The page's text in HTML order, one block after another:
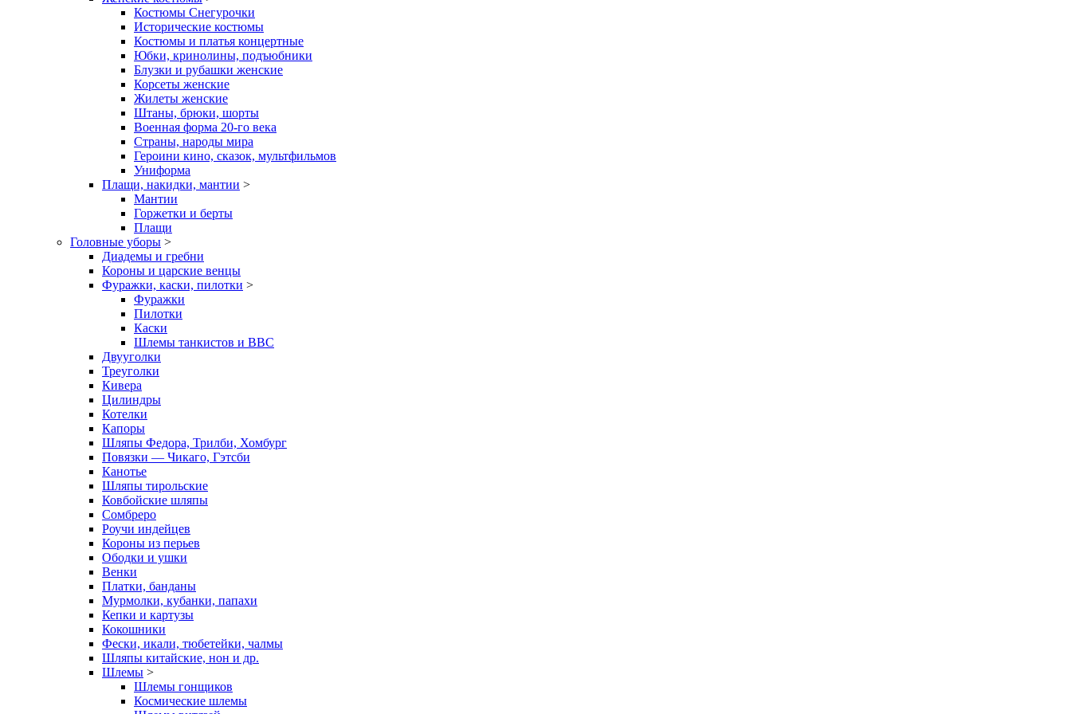
Костюмы Снегурочки
Исторические костюмы
Костюмы и платья концертные
Юбки, кринолины, подъюбники
Блузки и рубашки женские
Корсеты женские
Жилеты женские
Штаны, брюки, шорты
Военная форма 20-го века
Страны, народы мира
Героини кино, сказок, мультфильмов
Униформа
Плащи, накидки, мантии >
Мантии
Горжетки и берты
Плащи
Головные уборы >
Диадемы и гребни
Короны и царские венцы
Фуражки, каски, пилотки >
Фуражки
Пилотки
Каски
Шлемы танкистов и ВВС
Двууголки
Треуголки
Кивера
Цилиндры
Котелки
Капоры
Шляпы Федора, Трилби, Хомбург
Повязки — Чикаго, Гэтсби
Канотье
Шляпы тирольские
Ковбойские шляпы
Сомбреро
Роучи индейцев
Короны из перьев
Ободки и ушки
Венки
Платки, банданы
Мурмолки, кубанки, папахи
Кепки и картузы
Кокошники
Фески, икали, тюбетейки, чалмы
Шляпы китайские, нон и др.
Шлемы >
Шлемы гонщиков
Космические шлемы